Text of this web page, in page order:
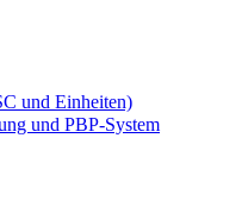
und Einheiten)
und PBP-System